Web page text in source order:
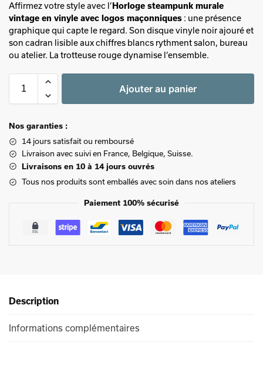
Affirmez votre style avec l’Horloge steampunk murale
vintage en vinyle avec logos maçonniques : une présence
graphique qui capte le regard. Son disque vinyle noir ajouré et
son cadran lisible aux chiffres blancs rythment salon, bureau
ou atelier. La trotteuse rouge dynamise l’ensemble.
Ajouter au panier
Nos garanties :
14 jours satisfait ou remboursé
Livraison avec suivi en France, Belgique, Suisse.
Livraisons en 10 à 14 jours ouvrés
Tous nos produits sont emballés avec soin dans nos ateliers
Paiement 100% sécurisé
Description
Informations complémentaires